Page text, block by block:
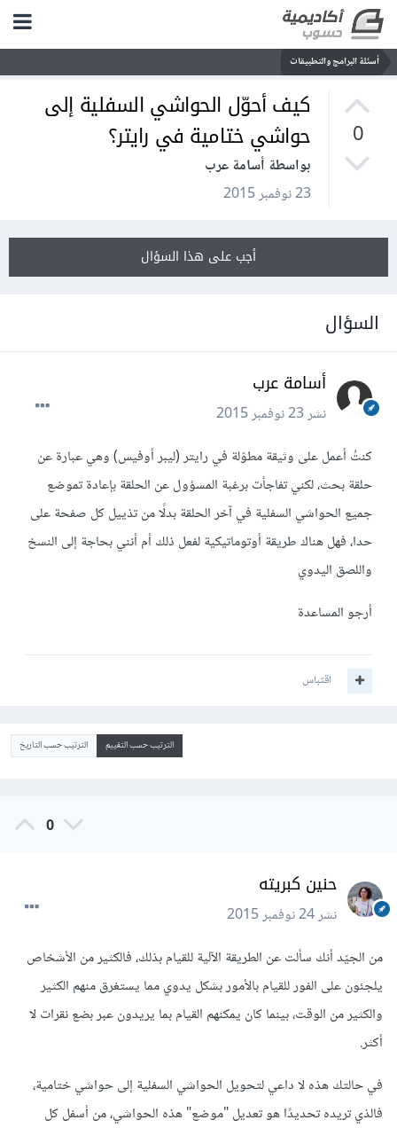
أسئلة البرامج والتطبيقات
0
كيف أحوّل الحواشي السفلية إلى
حواشي ختامية في رايتر؟
بواسطة أسامة عرب
23 نوفمبر 2015
أجب على هذا السؤال
السؤال
أسامة عرب
نشر23 نوفمبر 2015
كنتُ أعمل على وثيقة مطوّلة في رايتر (ليبر أوفيس) وهي عبارة عن
حلقة بحث، لكني تفاجأت برغبة المسؤول عن الحلقة بإعادة تموضع
جميع الحواشي السفلية في آخر الحلقة بدلًا من تذييل كل صفحة على
حدا، فهل هناك طريقة أوتوماتيكية لفعل ذلك أم أنني بحاجة إلى النسخ
واللصق اليدوي
أرجو المساعدة
اقتباس
الترتيب حسب التقييم الترتيب حسب التاريخ
0
حنين كبريته
نشر24 نوفمبر 2015
من الجيّد أنك سألت عن الطريقة الآلية للقيام بذلك، فالكثير من الأشخاص
يلجئون على الفور للقيام بالأمور بشكل يدوي مما يستغرق منهم الكثير
والكثير من الوقت، بينما كان يمكنهم القيام بما يريدون عبر بضع نقرات لا
أكثر.
في حالتك هذه لا داعي لتحويل الحواشي السفلية إلى حواشي ختامية،
فالذي تريده تحديدًا هو تعديل "موضع" هذه الحواشي، من أسفل كل